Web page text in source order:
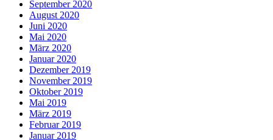
September 2020
August 2020
Juni 2020
Mai 2020
März 2020
Januar 2020
Dezember 2019
November 2019
Oktober 2019
Mai 2019
März 2019
Februar 2019
Januar 2019